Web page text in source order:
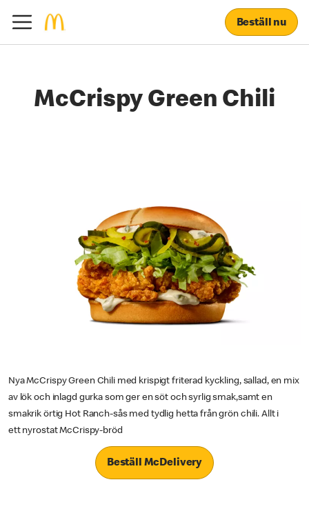
Beställ nu
McCrispy Green Chili
Nya McCrispy Green Chili med krispigt friterad kyckling, sallad, en mix
av lök och inlagd gurka som ger en söt och syrlig smak,samt en
smakrik örtig Hot Ranch-sås med tydlig hetta från grön chili. Allt i
ett nyrostat McCrispy-bröd
Beställ McDelivery